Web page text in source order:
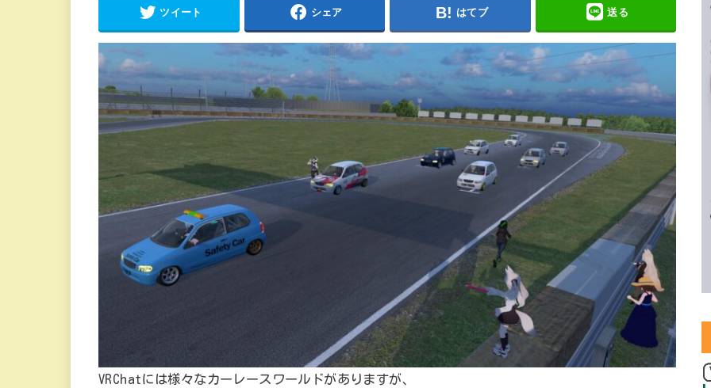
ツイート シェア はてブ 送る
VRChatには様々なカーレースワールドがありますが、